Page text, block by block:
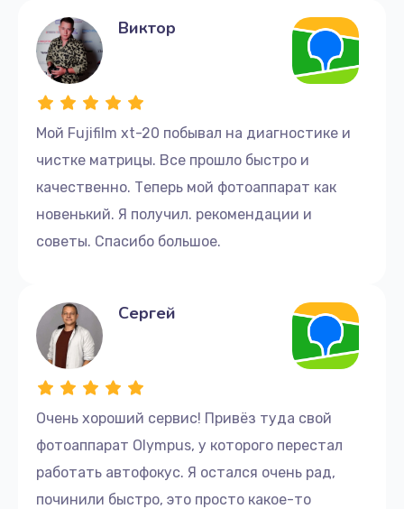
Мой Fujifilm xt-20 побывал на диагностике и
чистке матрицы. Все прошло быстро и
качественно. Теперь мой фотоаппарат как
новенький. Я получил. рекомендации и
советы. Спасибо большое.
Виктор
Очень хороший сервис! Привёз туда свой
фотоаппарат Olympus, у которого перестал
работать автофокус. Я остался очень рад,
починили быстро, это просто какое-то
Сергей